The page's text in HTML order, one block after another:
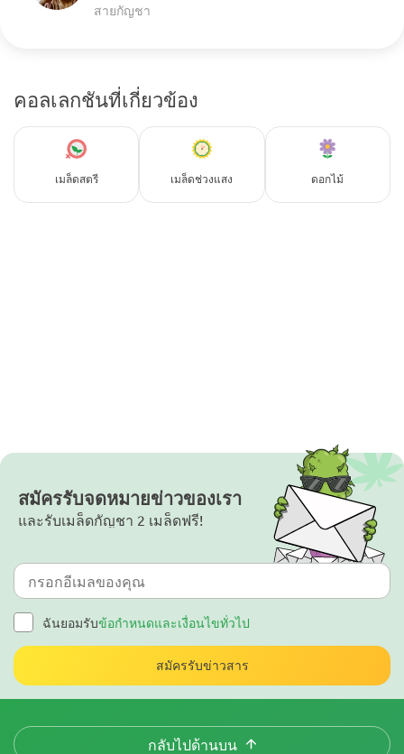
สายกัญชา
คอลเลกชันที่เกี่ยวข้อง
เมล็ดสตรี เมล็ดช่วงแสง ดอกไม้
สมัครรับจดหมายข่าวของเรา
และรับเมล็ดกัญชา 2 เมล็ดฟรี!
ฉันยอมรับข้อกำหนดและเงื่อนไขทั่วไป
สมัครรับข่าวสาร
กลับไปด้านบน